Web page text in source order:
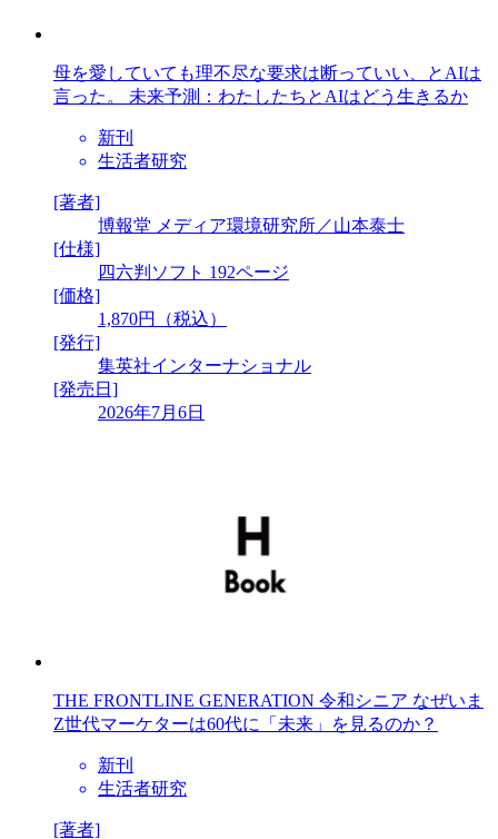
母を愛していても理不尽な要求は断っていい、とAIは
言った。 未来予測：わたしたちとAIはどう生きるか
新刊
生活者研究
[著者]
博報堂 メディア環境研究所／山本泰士
[仕様]
四六判ソフト 192ページ
[価格]
1,870円（税込）
[発行]
集英社インターナショナル
[発売日]
2026年7月6日
THE FRONTLINE GENERATION 令和シニア なぜいま
Z世代マーケターは60代に「未来」を見るのか？
新刊
生活者研究
[著者]